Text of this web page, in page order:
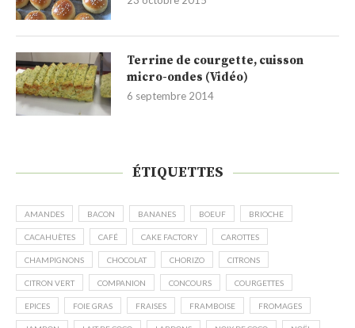
Terrine de courgette, cuisson
micro-ondes (Vidéo)
6 septembre 2014
ÉTIQUETTES
AMANDES BACON BANANES BOEUF BRIOCHE
CACAHUÈTES CAFÉ CAKE FACTORY CAROTTES
CHAMPIGNONS CHOCOLAT CHORIZO CITRONS
CITRON VERT COMPANION CONCOURS COURGETTES
EPICES FOIE GRAS FRAISES FRAMBOISE FROMAGES